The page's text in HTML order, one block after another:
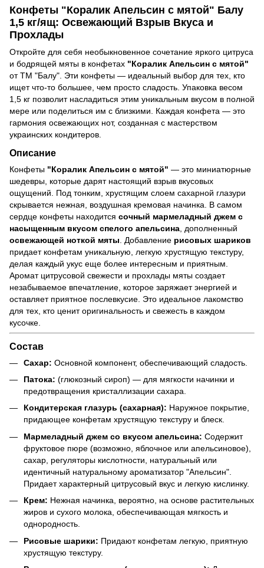
Конфеты "Коралик Апельсин с мятой" Балу
1,5 кг/ящ: Освежающий Взрыв Вкуса и
Прохлады
Откройте для себя необыкновенное сочетание яркого цитруса
и бодрящей мяты в конфетах "Коралик Апельсин с мятой"
от ТМ "Балу". Эти конфеты — идеальный выбор для тех, кто
ищет что-то большее, чем просто сладость. Упаковка весом
1,5 кг позволит насладиться этим уникальным вкусом в полной
мере или поделиться им с близкими. Каждая конфета — это
гармония освежающих нот, созданная с мастерством
украинских кондитеров.
Описание
Конфеты "Коралик Апельсин с мятой" — это миниатюрные
шедевры, которые дарят настоящий взрыв вкусовых
ощущений. Под тонким, хрустящим слоем сахарной глазури
скрывается нежная, воздушная кремовая начинка. В самом
сердце конфеты находится сочный мармеладный джем с
насыщенным вкусом спелого апельсина , дополненный
освежающей ноткой мяты . Добавление рисовых шариков
придает конфетам уникальную, легкую хрустящую текстуру,
делая каждый укус еще более интересным и приятным.
Аромат цитрусовой свежести и прохлады мяты создает
незабываемое впечатление, которое заряжает энергией и
оставляет приятное послевкусие. Это идеальное лакомство
для тех, кто ценит оригинальность и свежесть в каждом
кусочке.
Состав
Сахар: Основной компонент, обеспечивающий сладость.
Патока: (глюкозный сироп) — для мягкости начинки и
предотвращения кристаллизации сахара.
Кондитерская глазурь (сахарная): Наружное покрытие,
придающее конфетам хрустящую текстуру и блеск.
Мармеладный джем со вкусом апельсина: Содержит
фруктовое пюре (возможно, яблочное или апельсиновое),
сахар, регуляторы кислотности, натуральный или
идентичный натуральному ароматизатор "Апельсин".
Придает характерный цитрусовый вкус и легкую кислинку.
Крем: Нежная начинка, вероятно, на основе растительных
жиров и сухого молока, обеспечивающая мягкость и
однородность.
Рисовые шарики: Придают конфетам легкую, приятную
хрустящую текстуру.